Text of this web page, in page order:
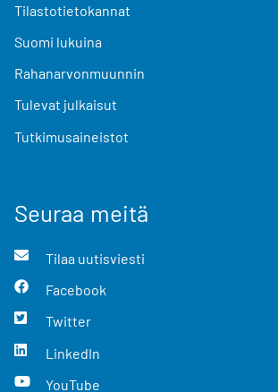
Tilastotietokannat
Suomi lukuina
Rahanarvonmuunnin
Tulevat julkaisut
Tutkimusaineistot
Seuraa meitä
Tilaa uutisviesti
Facebook
Twitter
LinkedIn
YouTube